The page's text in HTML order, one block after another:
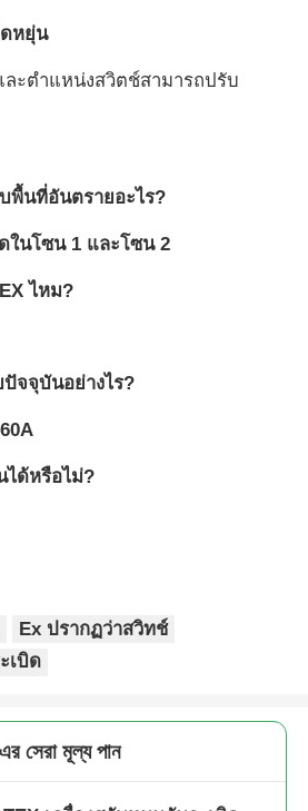
หยุ่น
ละตําแหน่งสวิตช์สามารถปรับ
พื้นที่อันตรายอะไร?
ในโซน 1 และโซน 2
ไหม?
จจุบันอย่างไร?
ได้หรือไม่?
Ex ปรากฏว่าสวิทช์
เบิด
এর সেরা মূল্য পান